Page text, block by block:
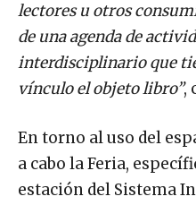
lectores u otros
de una agenda de
interdisciplinario que
vínculo el objeto libro”,
En torno al uso del
a cabo la Feria,
estación del Sistema